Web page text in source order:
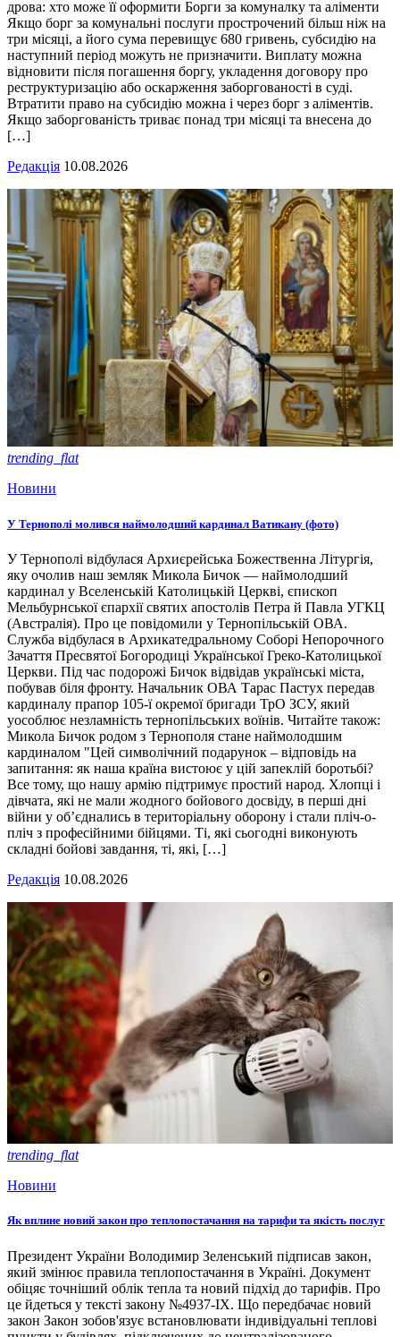
дрова: хто може її оформити Борги за комуналку та аліменти
Якщо борг за комунальні послуги прострочений більш ніж на
три місяці, а його сума перевищує 680 гривень, субсидію на
наступний період можуть не призначити. Виплату можна
відновити після погашення боргу, укладення договору про
реструктуризацію або оскарження заборгованості в суді.
Втратити право на субсидію можна і через борг з аліментів.
Якщо заборгованість триває понад три місяці та внесена до
[…]
Редакція 10.08.2026
trending_flat
Новини
У Тернополі молився наймолодший кардинал Ватикану (фото)
У Тернополі відбулася Архиєрейська Божественна Літургія,
яку очолив наш земляк Микола Бичок — наймолодший
кардинал у Вселенській Католицькій Церкві, єпископ
Мельбурнської єпархії святих апостолів Петра й Павла УГКЦ
(Австралія). Про це повідомили у Тернопільській ОВА.
Служба відбулася в Архикатедральному Соборі Непорочного
Зачаття Пресвятої Богородиці Української Греко-Католицької
Церкви. Під час подорожі Бичок відвідав українські міста,
побував біля фронту. Начальник ОВА Тарас Пастух передав
кардиналу прапор 105-ї окремої бригади ТрО ЗСУ, який
уособлює незламність тернопільських воїнів. Читайте також:
Микола Бичок родом з Тернополя стане наймолодшим
кардиналом "Цей символічний подарунок – відповідь на
запитання: як наша країна вистоює у цій запеклій боротьбі?
Все тому, що нашу армію підтримує простий народ. Хлопці і
дівчата, які не мали жодного бойового досвіду, в перші дні
війни у об’єднались в територіальну оборону і стали пліч-о-
пліч з професійними бійцями. Ті, які сьогодні виконують
складні бойові завдання, ті, які, […]
Редакція 10.08.2026
trending_flat
Новини
Як вплине новий закон про теплопостачання на тарифи та якість послуг
Президент України Володимир Зеленський підписав закон,
який змінює правила теплопостачання в Україні. Документ
обіцяє точніший облік тепла та новий підхід до тарифів. Про
це йдеться у тексті закону №4937-ІХ. Що передбачає новий
закон Закон зобов'язує встановлювати індивідуальні теплові